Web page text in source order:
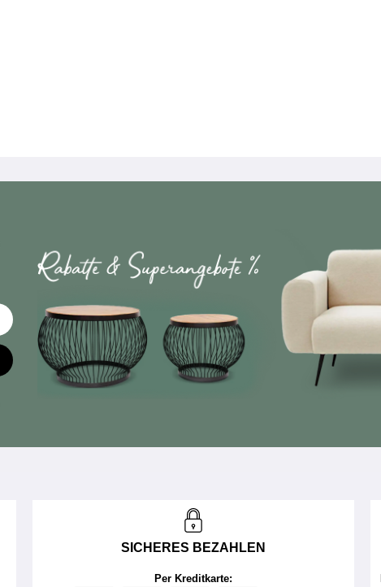
SICHERES BEZAHLEN
Per Kreditkarte: